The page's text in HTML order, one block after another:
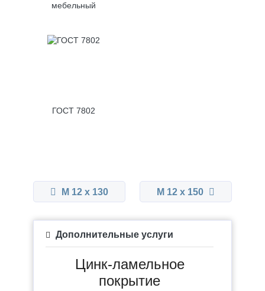
мебельный
ГОСТ 7802
М 12 x 130 М 12 x 150
Дополнительные услуги
Цинк-ламельное
покрытие